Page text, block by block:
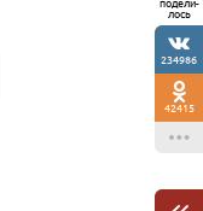
лось
234986
42415